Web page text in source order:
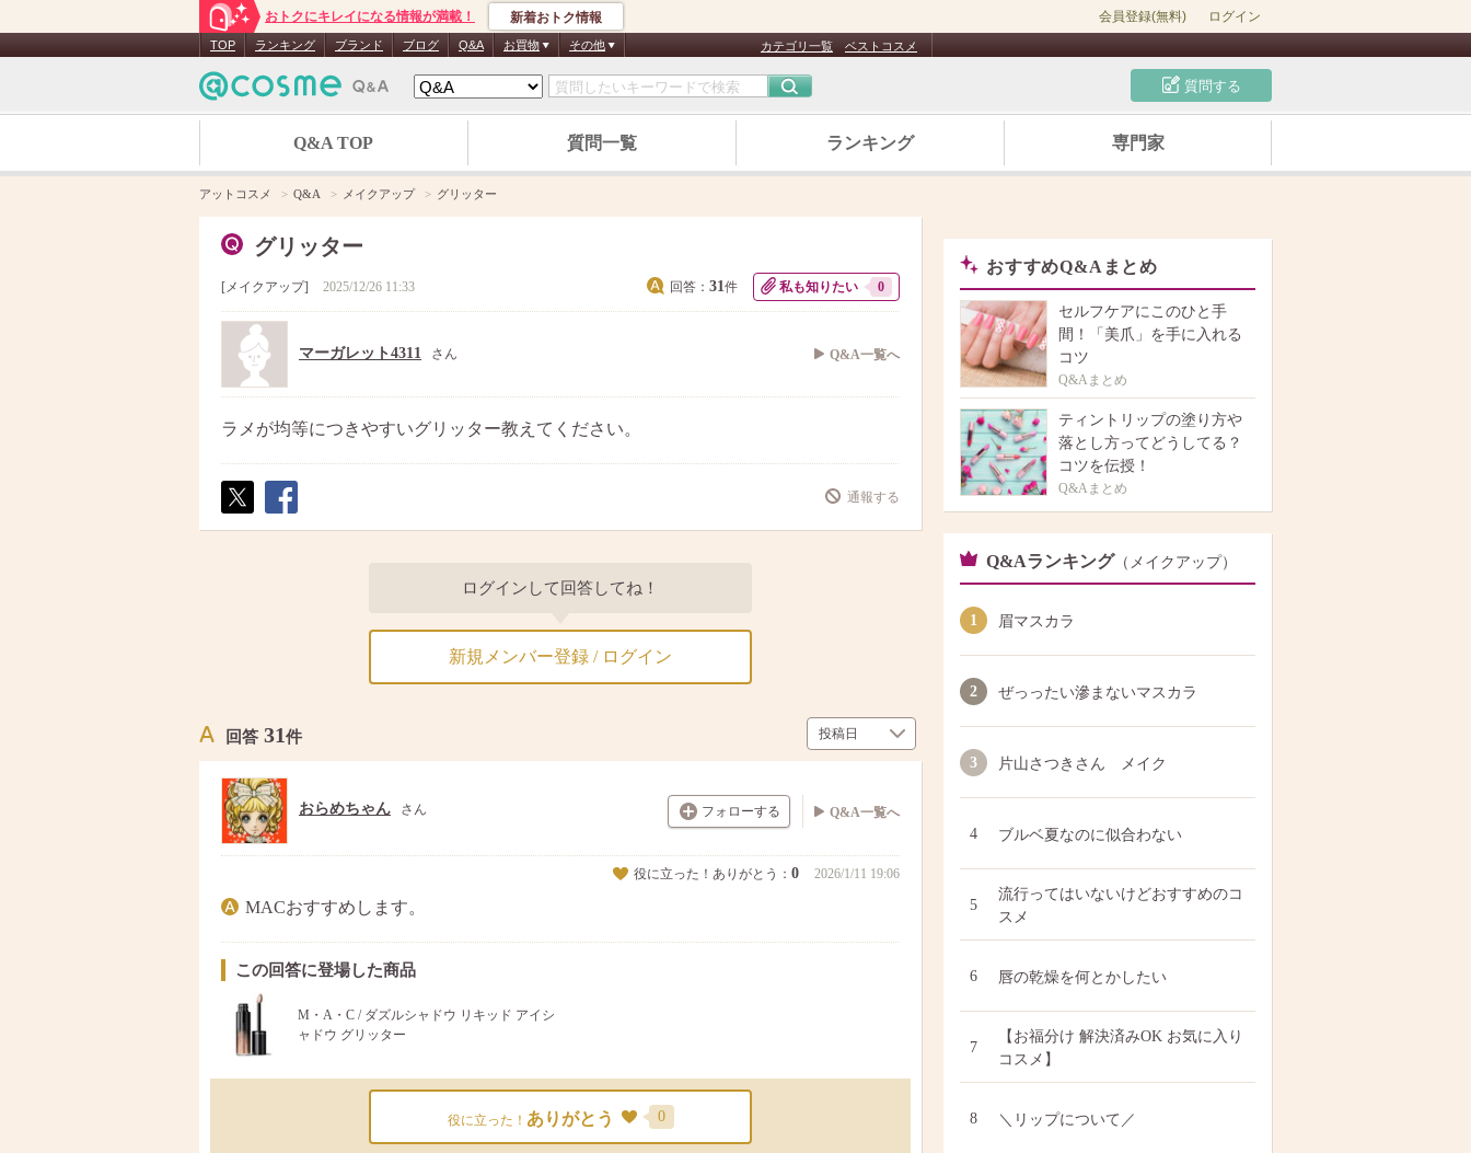
おトクにキレイになる情報が満載！ 新着おトク情報 会員登録(無料) ログイン
TOP ランキング ブランド ブログ Q&A お買物 その他 カテゴリ一覧 ベストコスメ
質問する
Q&A TOP 質問一覧 ランキング 専門家
アットコスメ Q&A メイクアップ グリッター
グリッター
メイクアップ 2025/12/26 11:33 回答： 31件 私も知りたい 0
マーガレット4311 さん Q&A一覧へ
ラメが均等につきやすいグリッター教えてください。
ト
ア
通報する
ログインして回答してね！
新規メンバー登録 / ログイン
回答 31件
フォローする
おらめちゃん さん Q&A一覧へ
役に立った！ありがとう： 0 2026/1/11 19:06
MACおすすめします。
この回答に登場した商品
M・A・C / ダズルシャドウ リキッド アイシ
ャドウ グリッター
役に立った！ ありがとう 0
おすすめQ&Aまとめ
セルフケアにこのひと手
間！「美爪」を手に入れる
コツ
Q&Aまとめ
ティントリップの塗り方や
落とし方ってどうしてる？
コツを伝授！
Q&Aまとめ
Q&Aランキング （メイクアップ）
1 眉マスカラ
2 ぜっったい滲まないマスカラ
3 片山さつきさん メイク
4 ブルベ夏なのに似合わない
5
流行ってはいないけどおすすめのコ
スメ
6 唇の乾燥を何とかしたい
7
【お福分け 解決済みOK お気に入り
コスメ】
8 ＼リップについて／